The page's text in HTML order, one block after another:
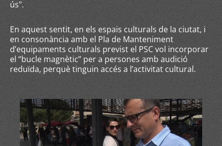
ús".
En aquest sentit, en els espais culturals de la ciutat, i
en consonància amb el Pla de Manteniment
d’equipaments culturals previst el PSC vol incorporar
el “bucle magnètic” per a persones amb audició
reduïda, perquè tinguin accés a l’activitat cultural.